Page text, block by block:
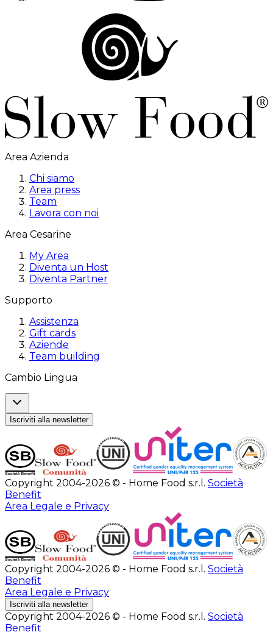
Area Azienda
Chi siamo
Area press
Team
Lavora con noi
Area Cesarine
My Area
Diventa un Host
Diventa Partner
Supporto
Assistenza
Gift cards
Aziende
Team building
Cambio Lingua
Iscriviti alla newsletter
Copyright 2004-2026 © - Home Food s.r.l. Società
Benefit
Area Legale e Privacy
Copyright 2004-2026 © - Home Food s.r.l. Società
Benefit
Area Legale e Privacy
Iscriviti alla newsletter
Copyright 2004-2026 © - Home Food s.r.l. Società
Benefit